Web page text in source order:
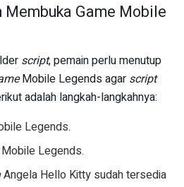
Membuka Game Mobile
script, pemain perlu menutup
Mobile Legends agar script
adalah langkah-langkahnya:
Legends.
Legends.
Angela Hello Kitty sudah tersedia